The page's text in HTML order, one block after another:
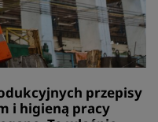
przepisy
i higieną pracy